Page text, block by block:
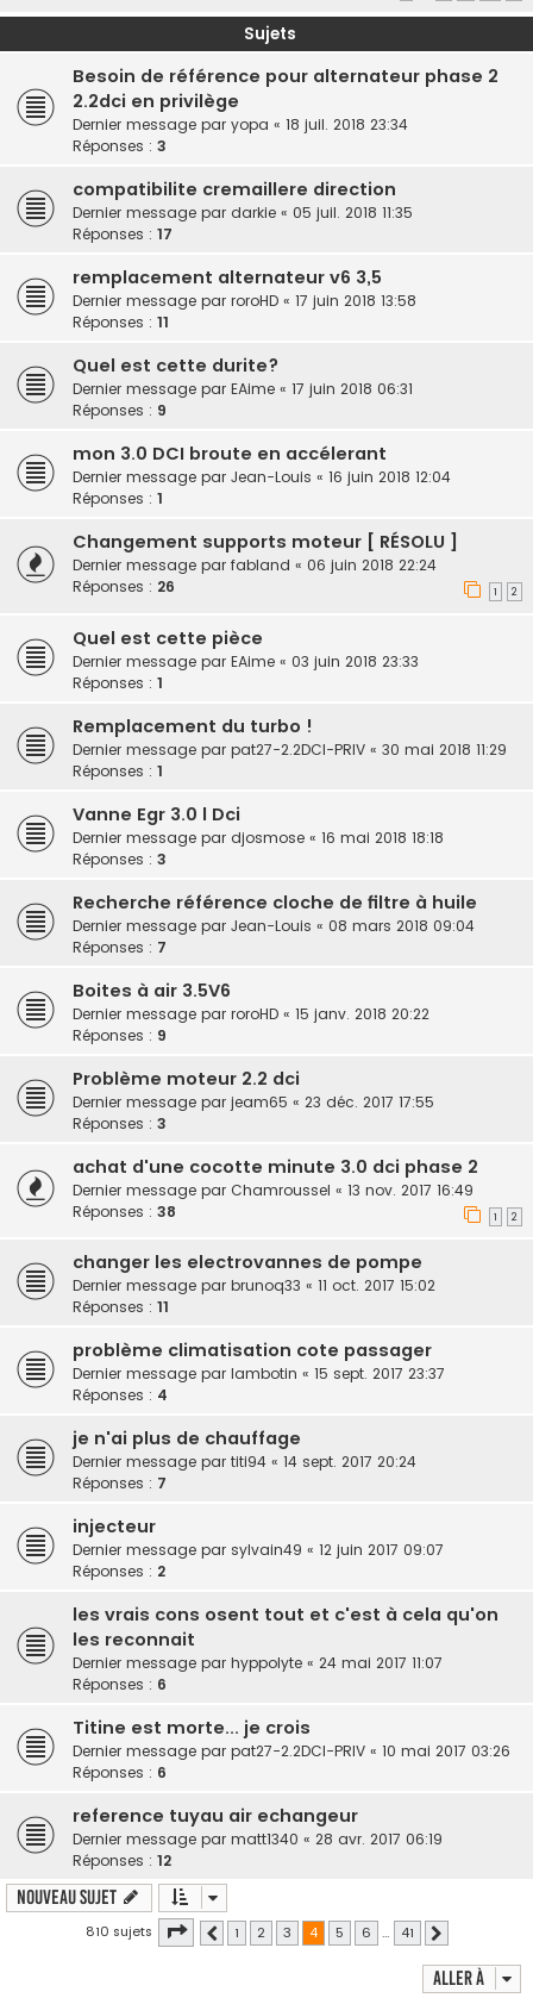
Sujets
Besoin de référence pour alternateur phase 2
2.2dci en privilège
Dernier message par yopa « 18 juil. 2018 23:34
Réponses : 3
compatibilite cremaillere direction
Dernier message par darkie « 05 juil. 2018 11:35
Réponses : 17
remplacement alternateur v6 3,5
Dernier message par roroHD « 17 juin 2018 13:58
Réponses : 11
Quel est cette durite?
Dernier message par EAime « 17 juin 2018 06:31
Réponses : 9
mon 3.0 DCI broute en accélerant
Dernier message par Jean-Louis « 16 juin 2018 12:04
Réponses : 1
Changement supports moteur [ RÉSOLU ]
Dernier message par fabland « 06 juin 2018 22:24
Réponses : 26 1 2
Quel est cette pièce
Dernier message par EAime « 03 juin 2018 23:33
Réponses : 1
Remplacement du turbo !
Dernier message par pat27-2.2DCI-PRIV « 30 mai 2018 11:29
Réponses : 1
Vanne Egr 3.0 l Dci
Dernier message par djosmose « 16 mai 2018 18:18
Réponses : 3
Recherche référence cloche de filtre à huile
Dernier message par Jean-Louis « 08 mars 2018 09:04
Réponses : 7
Boites à air 3.5V6
Dernier message par roroHD « 15 janv. 2018 20:22
Réponses : 9
Problème moteur 2.2 dci
Dernier message par jeam65 « 23 déc. 2017 17:55
Réponses : 3
achat d'une cocotte minute 3.0 dci phase 2
Dernier message par Chamroussel « 13 nov. 2017 16:49
Réponses : 38 1 2
changer les electrovannes de pompe
Dernier message par brunoq33 « 11 oct. 2017 15:02
Réponses : 11
problème climatisation cote passager
Dernier message par lambotin « 15 sept. 2017 23:37
Réponses : 4
je n'ai plus de chauffage
Dernier message par titi94 « 14 sept. 2017 20:24
Réponses : 7
injecteur
Dernier message par sylvain49 « 12 juin 2017 09:07
Réponses : 2
les vrais cons osent tout et c'est à cela qu'on
les reconnait
Dernier message par hyppolyte « 24 mai 2017 11:07
Réponses : 6
Titine est morte... je crois
Dernier message par pat27-2.2DCI-PRIV « 10 mai 2017 03:26
Réponses : 6
reference tuyau air echangeur
Dernier message par matt1340 « 28 avr. 2017 06:19
Réponses : 12
Nouveau sujet
810 sujets Page sur41
Précédente
1 2 3 4 5 6 … 41
Aller à